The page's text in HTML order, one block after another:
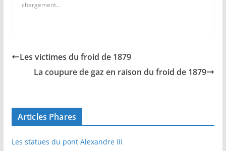
chargement…
Les victimes du froid de 1879
La coupure de gaz en raison du froid de 1879
Articles Phares
Les statues du pont Alexandre III